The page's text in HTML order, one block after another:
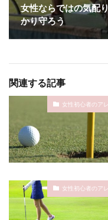
女性ならではの気配
かり守ろう
関連する記事
女性初心者のア
女性初心者のア